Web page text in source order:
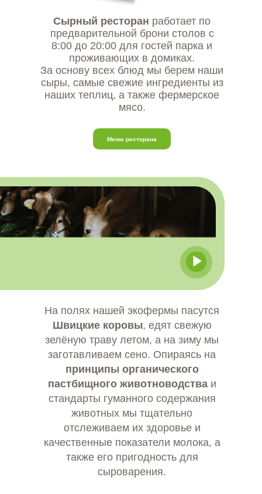
Сырный ресторан работает по
предварительной брони столов с
8:00 до 20:00 для гостей парка и
проживающих в домиках.
За основу всех блюд мы берем наши
сыры, самые свежие ингредиенты из
наших теплиц, а также фермерское
мясо.
На полях нашей экофермы пасутся
Швицкие коровы, едят свежую
зелёную траву летом, а на зиму мы
заготавливаем сено. Опираясь на
принципы органического
пастбищного животноводстваи
стандарты гуманного содержания
животных мы тщательно
отслеживаем их здоровье и
качественные показатели молока, а
также его пригодность для
сыроварения.
Меню ресторана